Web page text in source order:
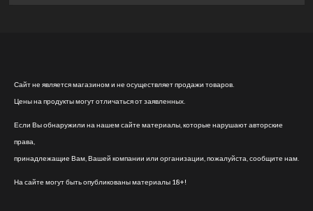
Сайт не является магазином и не осуществляет продажи товаров.
Цены на продукты могут отличаться от заявленных.
Если Вы обнаружили на нашем сайте материалы, которые нарушают авторские
права,
принадлежащие Вам, Вашей компании или организации, пожалуйста, сообщите нам.
На сайте могут быть опубликованы материалы 18+!